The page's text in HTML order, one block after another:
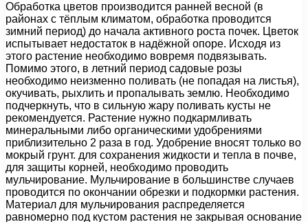
Обработка цветов производится ранней весной (в
районах с тёплым климатом, обработка проводится
зимний период) до начала активного роста почек. Цветок
испытывает недостаток в надёжной опоре. Исходя из
этого растение необходимо вовремя подвязывать.
Помимо этого, в летний период садовые розы
необходимо неизменно поливать (не попадая на листья),
окучивать, рыхлить и пропалывать землю. Необходимо
подчеркнуть, что в сильную жару поливать кусты не
рекомендуется. Растение нужно подкармливать
минеральными либо органическими удобрениями
приблизительно 2 раза в год. Удобрение вносят только во
мокрый грунт. для сохранения жидкости и тепла в почве,
для защиты корней, необходимо проводить
мульчирование. Мульчирование в большинстве случаев
проводится по окончании обрезки и подкормки растения.
Материал для мульчирования распределяется
равномерно под кустом растения не закрывая основание